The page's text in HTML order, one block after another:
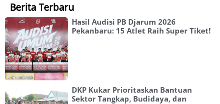
Berita Terbaru
Hasil Audisi PB Djarum 2026
Pekanbaru: 15 Atlet Raih Super Tiket!
DKP Kukar Prioritaskan Bantuan
Sektor Tangkap, Budidaya, dan